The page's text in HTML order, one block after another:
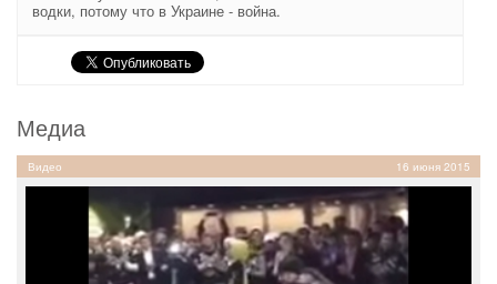
водки, потому что в Украине - война.
Медиа
Видео 16 июня 2015